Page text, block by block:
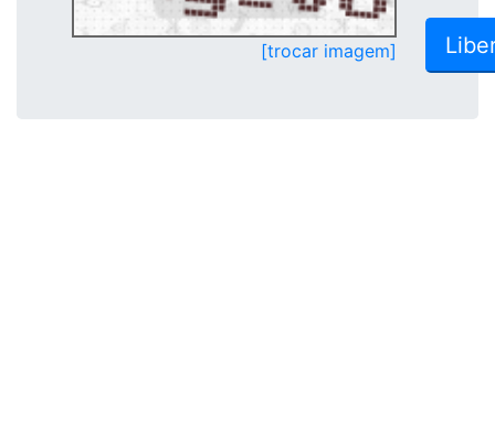
[trocar imagem]